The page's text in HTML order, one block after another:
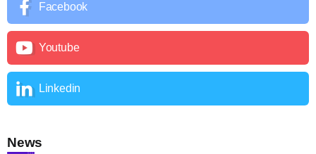
Facebook
Youtube
Linkedin
News